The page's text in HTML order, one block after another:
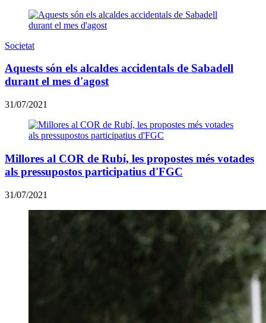
Societat
Aquests són els alcaldes accidentals de Sabadell
durant el mes d'agost
31/07/2021
Millores al COR de Rubí, les propostes més votades
als pressupostos participatius d'FGC
31/07/2021